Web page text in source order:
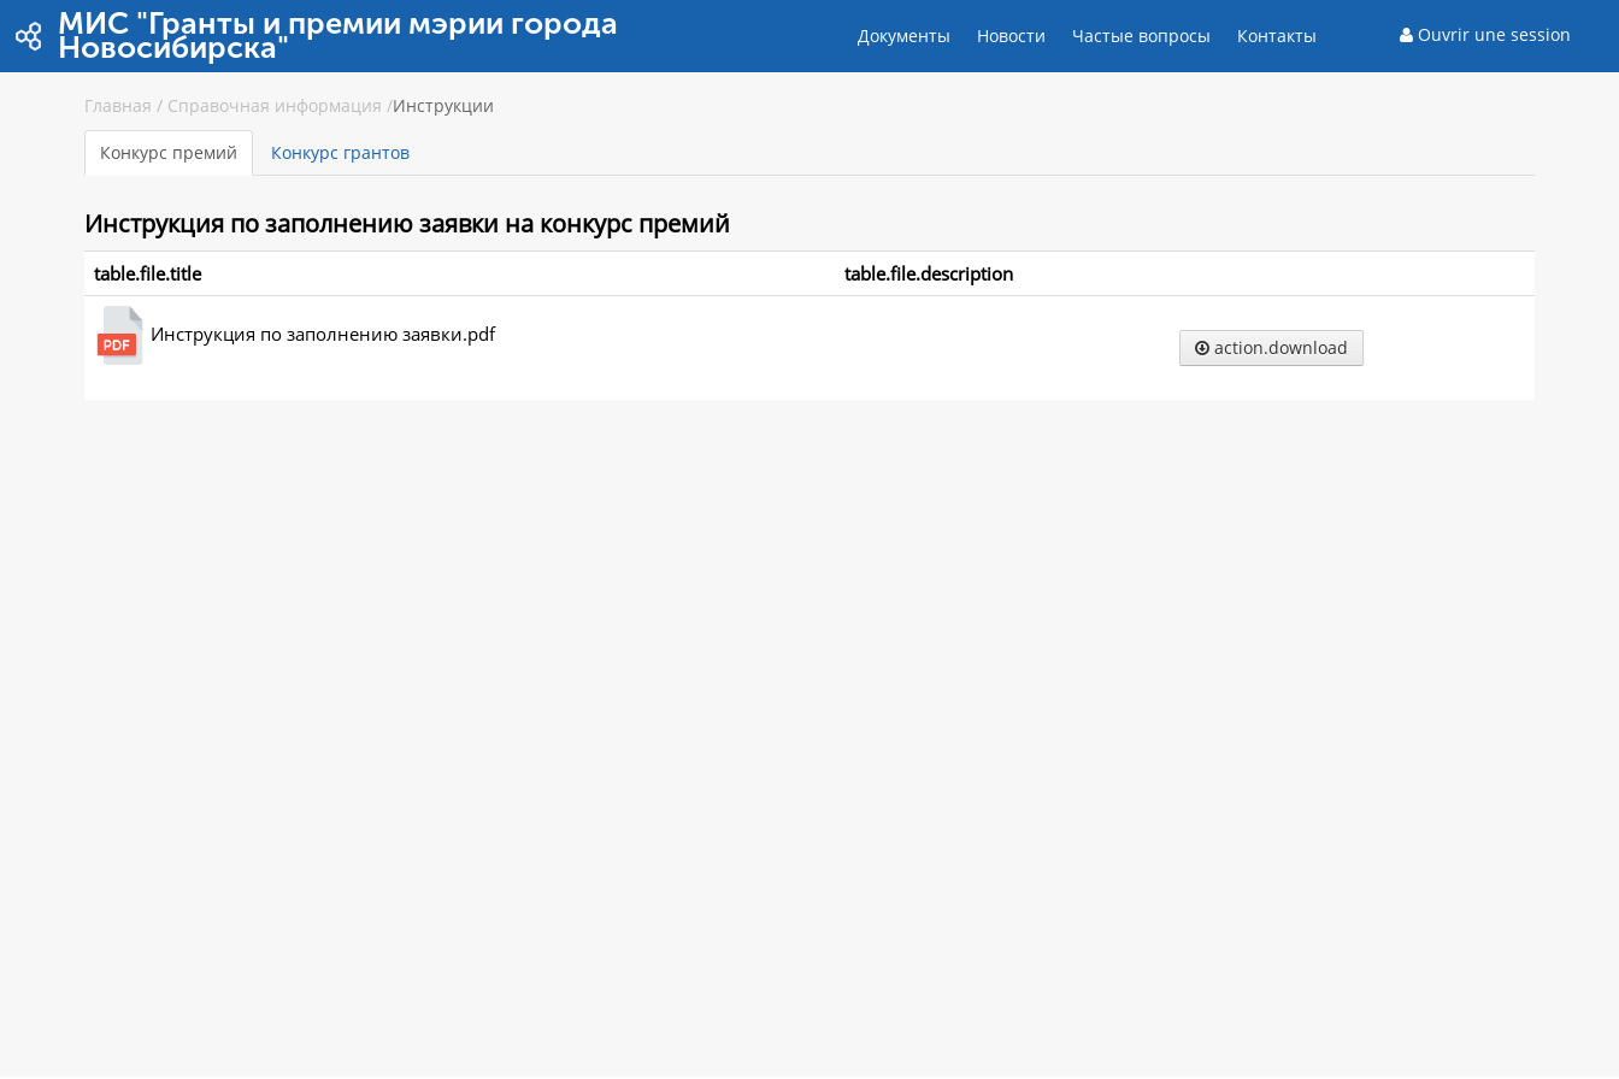
Saut au contenu
МИС "Гранты и премии мэрии города
Новосибирска" Документы Новости Частые вопросы Контакты Ouvrir une session
Главная / Справочная информация /Инструкции
Конкурс премий Конкурс грантов
Инструкция по заполнению заявки на конкурс премий
table.file.title table.file.description
Инструкция по заполнению заявки.pdf
action.download